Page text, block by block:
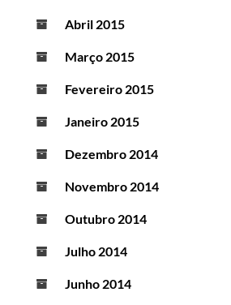
Abril 2015
Março 2015
Fevereiro 2015
Janeiro 2015
Dezembro 2014
Novembro 2014
Outubro 2014
Julho 2014
Junho 2014